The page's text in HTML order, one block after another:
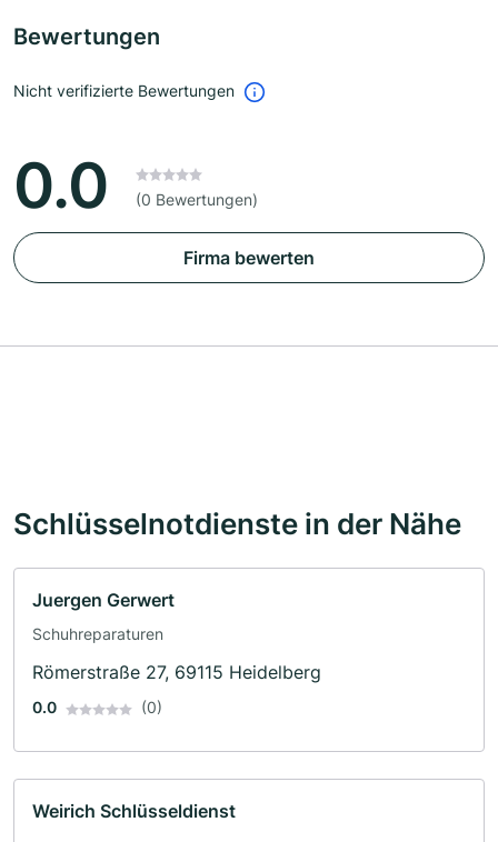
Bewertungen
Nicht verifizierte Bewertungen
0.0 (0 Bewertungen)
Firma bewerten
Schlüsselnotdienste in der Nähe
Juergen Gerwert
Schuhreparaturen
Römerstraße 27, 69115 Heidelberg
0.0 (0)
Weirich Schlüsseldienst